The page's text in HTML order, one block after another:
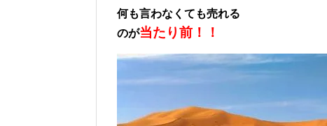
何も言わなくても売れる
のが当たり前！！